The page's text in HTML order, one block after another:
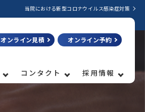
当院における新型コロナウイルス感染症対策
オンライン見積 オンライン予約
コンタクト 採用情報